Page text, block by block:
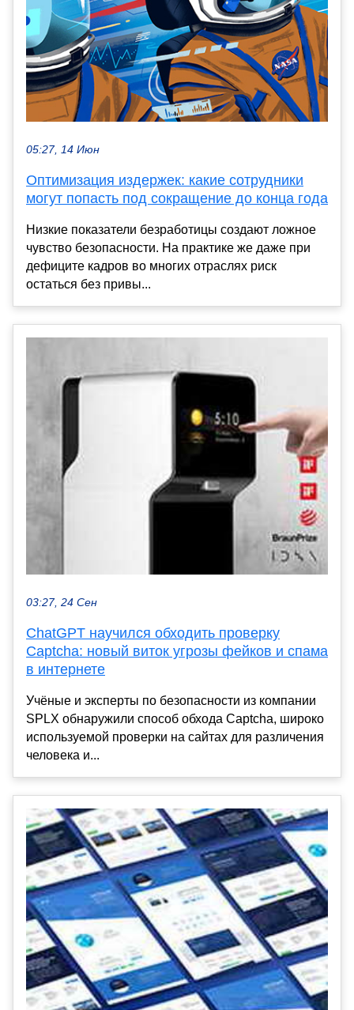
05:27, 14 Июн
Оптимизация издержек: какие сотрудники
могут попасть под сокращение до конца года
Низкие показатели безработицы создают ложное
чувство безопасности. На практике же даже при
дефиците кадров во многих отраслях риск
остаться без привы...
03:27, 24 Сен
ChatGPT научился обходить проверку
Captcha: новый виток угрозы фейков и спама
в интернете
Учёные и эксперты по безопасности из компании
SPLX обнаружили способ обхода Captcha, широко
используемой проверки на сайтах для различения
человека и...